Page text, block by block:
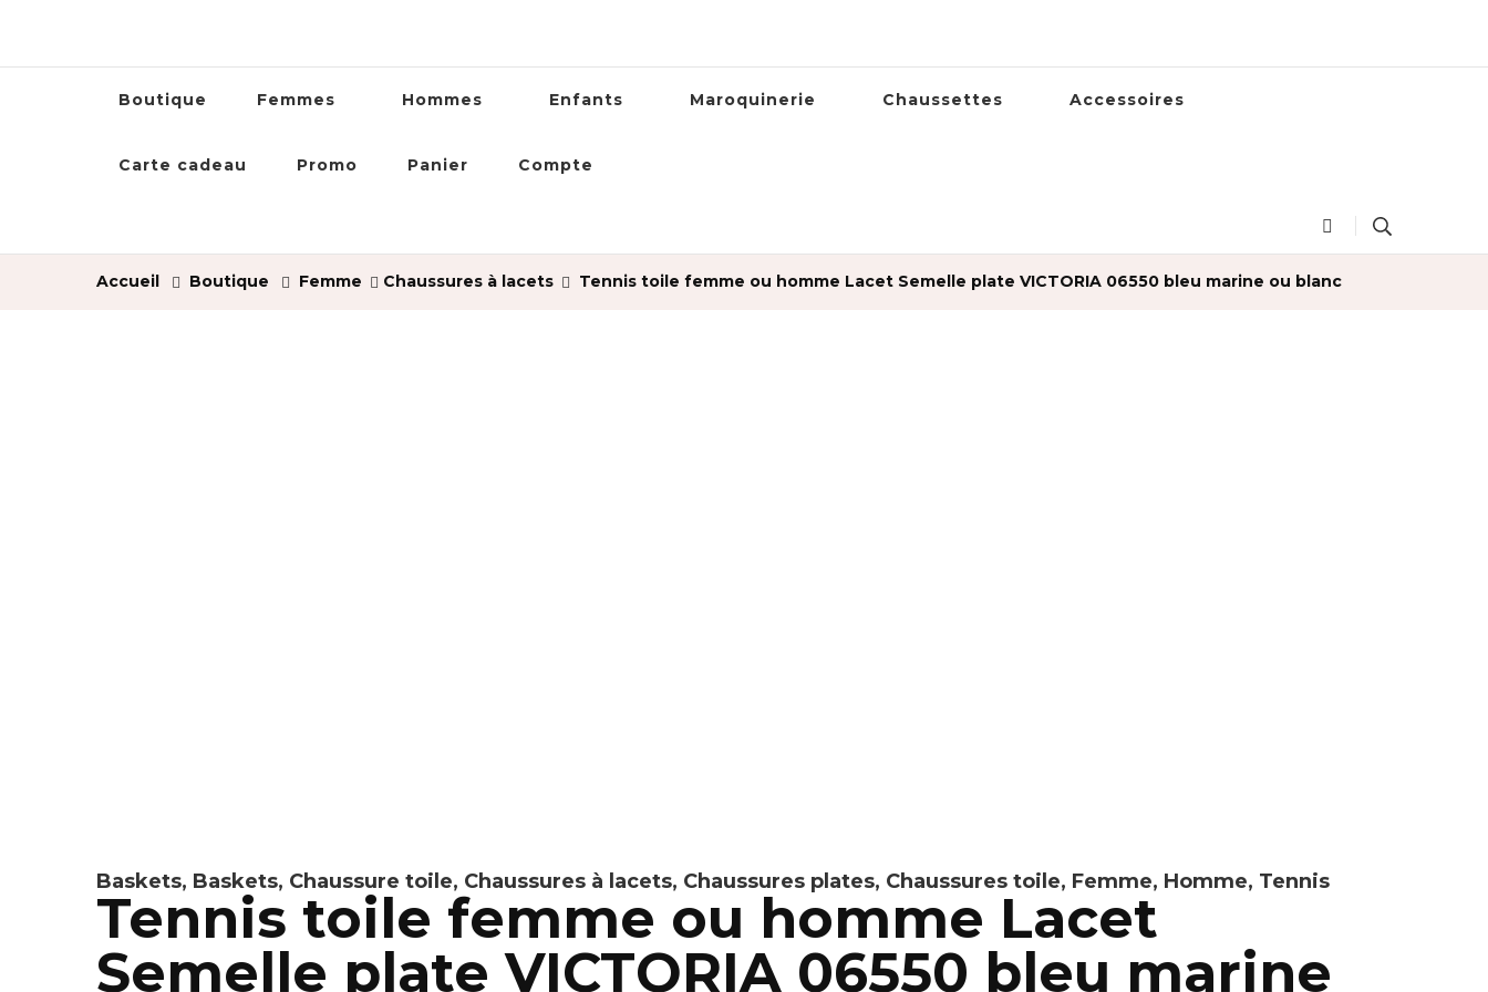
Boutique Femmes Hommes Enfants Maroquinerie Chaussettes Accessoires
Carte cadeau Promo Panier Compte
Accueil Boutique Femme Chaussures à lacets Tennis toile femme ou homme Lacet Semelle plate VICTORIA 06550 bleu marine ou blanc
Baskets, Baskets, Chaussure toile, Chaussures à lacets, Chaussures plates, Chaussures toile, Femme, Homme, Tennis
Tennis toile femme ou homme Lacet
Semelle plate VICTORIA 06550 bleu marine